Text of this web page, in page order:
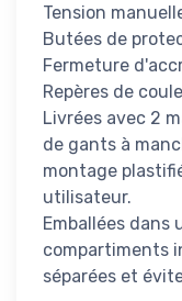
Tension
Butées de
Fermeture
Repères de
Livrées avec 2
de gants à
montage
utilisateur.
Emballées dans
compartiments
séparées et